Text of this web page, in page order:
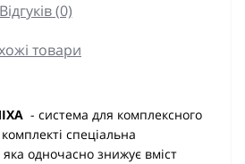
Відгуків (0)
товари
- система для комплексного
спеціальна
одночасно знижує вміст